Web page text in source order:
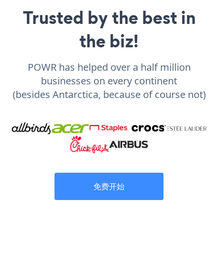
Trusted by the best in
the biz!
POWR has helped over a half million
businesses on every continent
(besides Antarctica, because of course not)
免费开始